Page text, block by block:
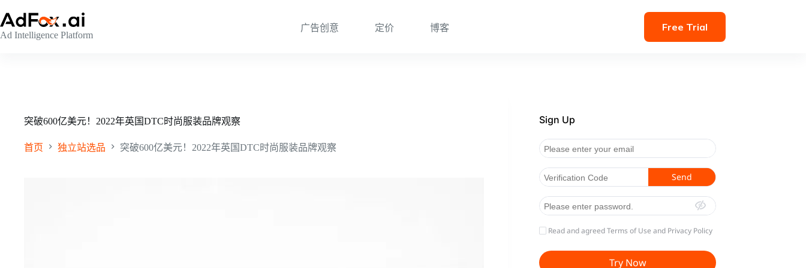
至
内
Ad Intelligence Platform
广告创意 定价 博客 Free Trial
突破600亿美元！2022年英国DTC时尚服装品牌观察
首页 独立站选品 突破600亿美元！2022年英国DTC时尚服装品牌观察